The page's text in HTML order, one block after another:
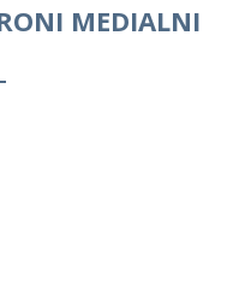
MEDIALNI